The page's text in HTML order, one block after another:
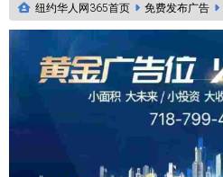
纽约华人网365首页 免费发布广告